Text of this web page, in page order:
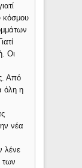
κόσμου
Οι
Από
όλη η
νέα
λένε
των